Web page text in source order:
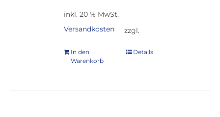
inkl. 20 % MwSt.
zzgl.
Versandkosten
In den
Warenkorb
Details